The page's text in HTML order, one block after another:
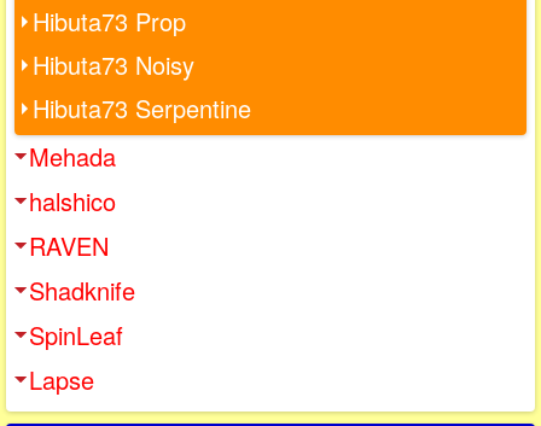
Hibuta73 Prop
Hibuta73 Noisy
Hibuta73 Serpentine
Mehada
halshico
RAVEN
Shadknife
SpinLeaf
Lapse